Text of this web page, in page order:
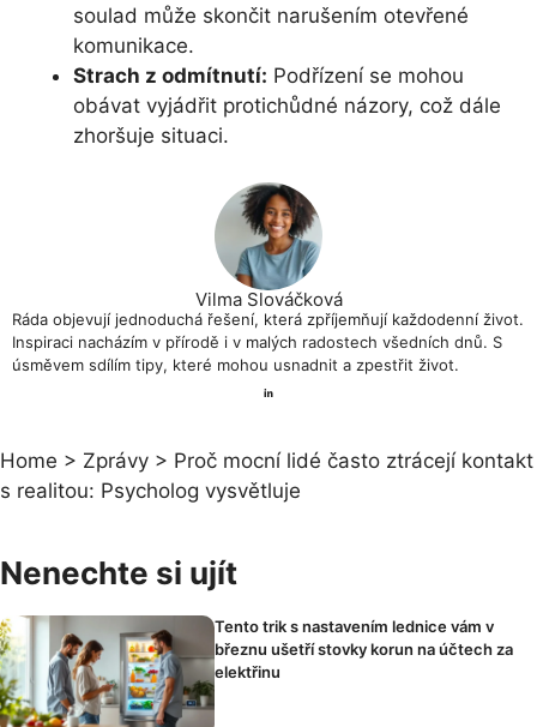
soulad může skončit narušením otevřené
komunikace.
Strach z odmítnutí: Podřízení se mohou
obávat vyjádřit protichůdné názory, což dále
zhoršuje situaci.
Vilma Slováčková
Ráda objevují jednoduchá řešení, která zpříjemňují každodenní život.
Inspiraci nacházím v přírodě i v malých radostech všedních dnů. S
úsměvem sdílím tipy, které mohou usnadnit a zpestřit život.
Home > Zprávy > Proč mocní lidé často ztrácejí kontakt
s realitou: Psycholog vysvětluje
Nenechte si ujít
Tento trik s nastavením lednice vám v
březnu ušetří stovky korun na účtech za
elektřinu